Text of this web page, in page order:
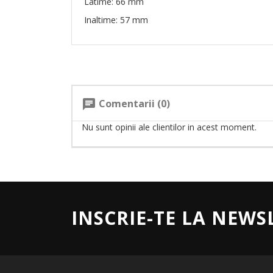
Inaltime: 57 mm
chat Comentarii (0)
Nu sunt opinii ale clientilor in acest moment.
INSCRIE-TE LA